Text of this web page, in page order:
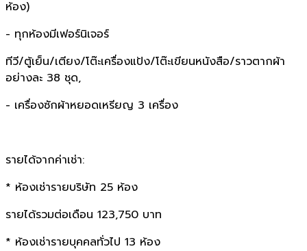
ห้อง)
- ทุกห้องมีเฟอร์นิเจอร์
ทีวี/ตู้เย็น/เตียง/โต๊ะเครื่องแป้ง/โต๊ะเขียนหนังสือ/ราวตากผ้า
อย่างละ 38 ชุด,
- เครื่องซักผ้าหยอดเหรียญ 3 เครื่อง
รายได้จากค่าเช่า:
* ห้องเช่ารายบริษัท 25 ห้อง
รายได้รวมต่อเดือน 123,750 บาท
* ห้องเช่ารายบุคคลทั่วไป 13 ห้อง